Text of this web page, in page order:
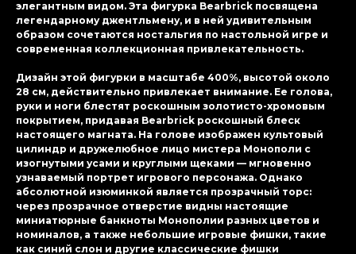
элегантным видом. Эта фигурка Bearbrick посвящена
легендарному джентльмену, и в ней удивительным
образом сочетаются ностальгия по настольной игре и
современная коллекционная привлекательность.
Дизайн этой фигурки в масштабе 400%, высотой около
28 см, действительно привлекает внимание. Ее голова,
руки и ноги блестят роскошным золотисто-хромовым
покрытием, придавая Bearbrick роскошный блеск
настоящего магната. На голове изображен культовый
цилиндр и дружелюбное лицо мистера Монополи с
изогнутыми усами и круглыми щеками — мгновенно
узнаваемый портрет игрового персонажа. Однако
абсолютной изюминкой является прозрачный торс:
через прозрачное отверстие видны настоящие
миниатюрные банкноты Монополии разных цветов и
номиналов, а также небольшие игровые фишки, такие
как синий слон и другие классические фишки